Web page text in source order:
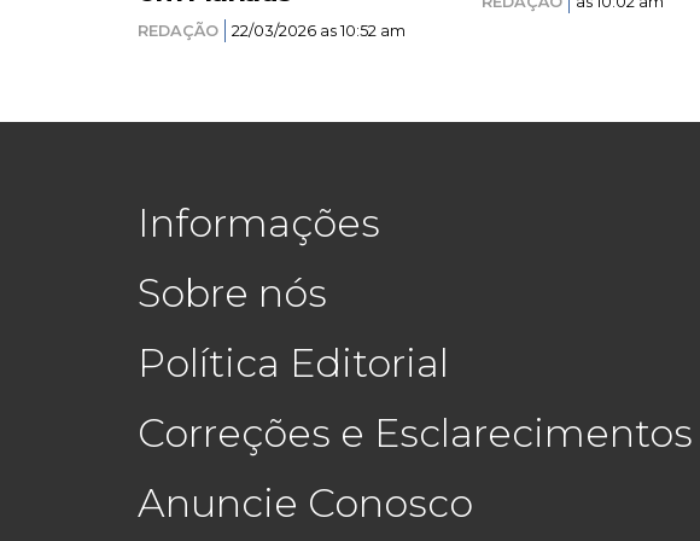
REDAÇÃO 22/03/2026 as 10:52 am
Informações
Sobre nós
Política Editorial
Correções e Esclarecimentos
Anuncie Conosco